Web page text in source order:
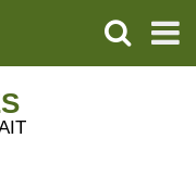
KERESÉS